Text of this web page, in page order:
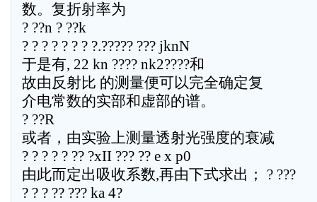
数。复折射率为
? ??n ? ??k
? ? ? ? ? ? ? ?.????? ??? jknN
于是有, 22 kn ???? nk2????和
故由反射比 的测量便可以完全确定复
介电常数的实部和虚部的谱。
? ??R
或者，由实验上测量透射光强度的衰减
? ? ? ? ? ?? ?xII ??? ?? e x p0
由此而定出吸收系数,再由下式求出； ? ???
? ? ? ?? ??? ka 4?